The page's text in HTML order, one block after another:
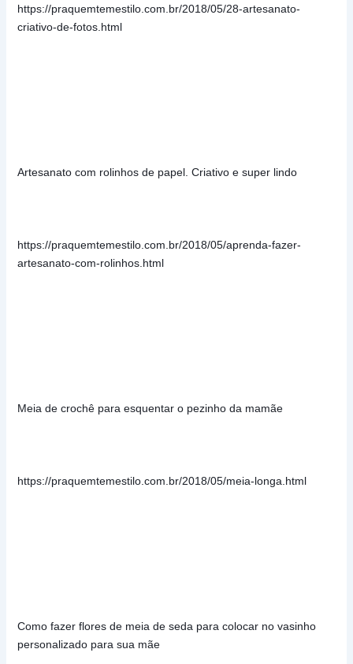
https://praquemtemestilo.com.br/2018/05/28-artesanato-
criativo-de-fotos.html
Artesanato com rolinhos de papel. Criativo e super lindo
https://praquemtemestilo.com.br/2018/05/aprenda-fazer-
artesanato-com-rolinhos.html
Meia de crochê para esquentar o pezinho da mamãe
https://praquemtemestilo.com.br/2018/05/meia-longa.html
Como fazer flores de meia de seda para colocar no vasinho
personalizado para sua mãe